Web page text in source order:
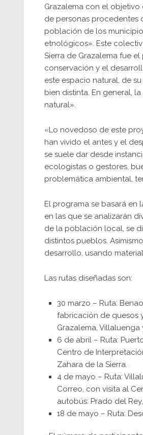
Grazalema con el
de personas procedentes
población de los
etnológicos». Este
Sierra de Grazalema fue
conservación y el
este espacio natural, de
bien distinta. En general,
natural».
«Lo novedoso de este
han vivido el antes y el
se suele dar desde
ecologistas o gestores,
problemática ambiental,
El programa se basará en
en las que se analizarán
de la población local, se
distintos pueblos.
desarrollo, usando
Las rutas diseñadas son:
30 marzo – Ruta:
fabricación de quesos
Grazalema, Villaluenga
6 de abril – Ruta:
Centro de
Zahara de la Sierra.
4 de mayo – Ruta:
Correo, con visita al
autobús: Prado del
18 de mayo – Ruta: